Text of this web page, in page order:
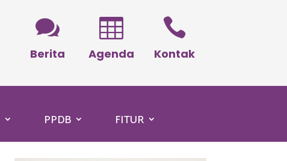

Kontak

Agenda

Berita
PPDB FITUR